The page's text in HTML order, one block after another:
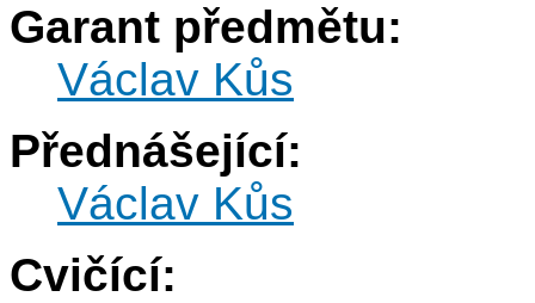
Garant předmětu:
Václav Kůs
Přednášející:
Václav Kůs
Cvičící: